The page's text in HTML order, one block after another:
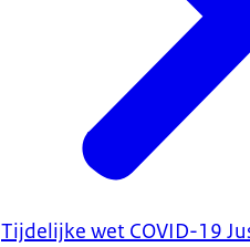
Tijdelijke wet COVID-19